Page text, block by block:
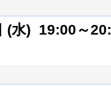
(水) 19:00～